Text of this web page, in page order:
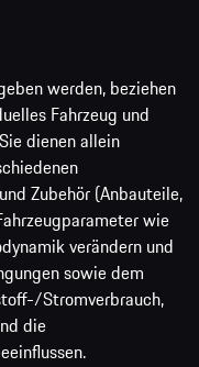
werden, beziehen
Fahrzeug und
dienen allein
Zubehör (Anbauteile,
wie
verändern und
sowie dem
Stromverbrauch,
die